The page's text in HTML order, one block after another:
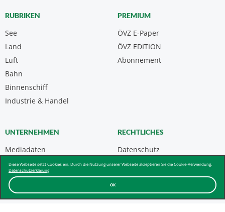
OK
Diese Webseite setzt Cookies ein. Durch die Nutzung unserer Webseite akzeptieren Sie die Cookie-Verwendung.
Datenschutzerklärung
RUBRIKEN
See
Land
Luft
Bahn
Binnenschiff
Industrie & Handel
PREMIUM
ÖVZ E-Paper
Abonnement
ÖVZ EDITION
UNTERNEHMEN
Mediadaten
Kontakt
Über uns & AGB
RECHTLICHES
Datenschutz
Impressum